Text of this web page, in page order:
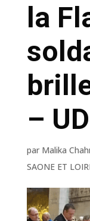
la
–
par Malika
SAONE ET